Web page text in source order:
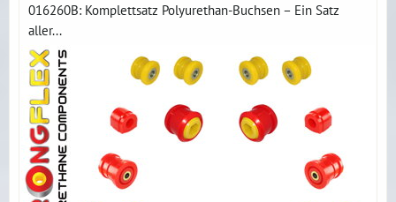
016260B: Komplettsatz Polyurethan-Buchsen – Ein Satz
aller...